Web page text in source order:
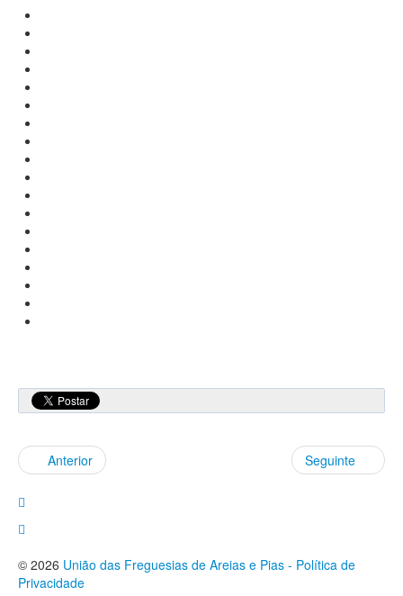
Anterior Seguinte
© 2026 União das Freguesias de Areias e Pias - Política de
Privacidade